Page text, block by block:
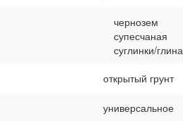
чернозем
супесчаная
суглинки/глина
открытый грунт
универсальное